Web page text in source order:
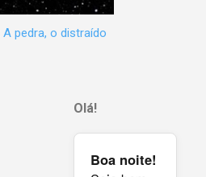
A pedra, o distraído
Olá!
Boa noite!